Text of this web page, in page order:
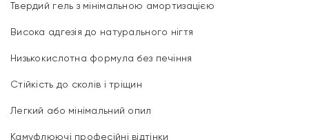
Твердий гель з мінімальною амортизацією
Висока адгезія до натурального нігтя
Низькокислотна формула без печіння
Стійкість до сколів і тріщин
Легкий або мінімальний опил
Камуфлюючі професійні відтінки